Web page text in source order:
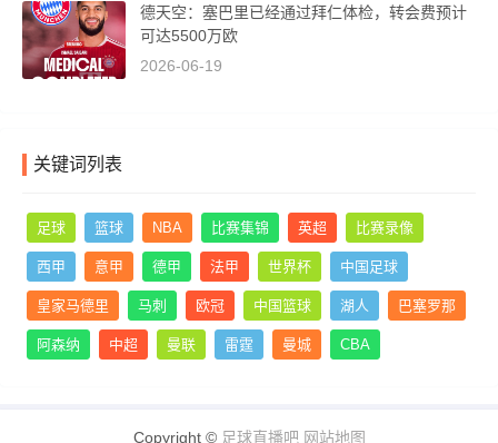
德天空：塞巴里已经通过拜仁体检，转会费预计
可达5500万欧
2026-06-19
关键词列表
足球 篮球 NBA 比赛集锦 英超 比赛录像
西甲 意甲 德甲 法甲 世界杯 中国足球
皇家马德里 马刺 欧冠 中国篮球 湖人 巴塞罗那
阿森纳 中超 曼联 雷霆 曼城 CBA
Copyright © 足球直播吧 网站地图